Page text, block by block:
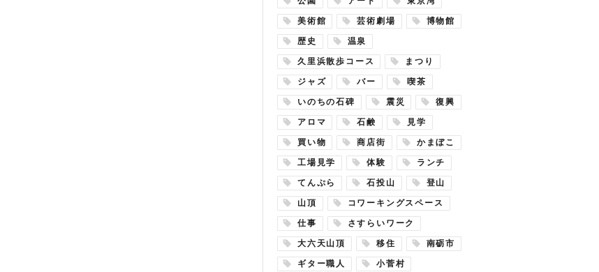
美術館 芸術劇場 博物館
歴史 温泉
久里浜散歩コース まつり
ジャズ バー 喫茶
いのちの石碑 震災 復興
アロマ 石鹸 見学
買い物 商店街 かまぼこ
工場見学 体験 ランチ
てんぷら 石投山 登山
山頂 コワーキングスペース
仕事 さすらいワーク
大六天山頂 移住 南砺市
ギター職人 小菅村